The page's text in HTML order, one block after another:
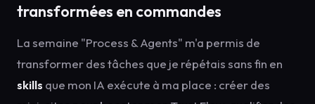
transformées en commandes
La semaine "Process & Agents" m'a permis de
transformer des tâches que je répétais sans fin en
skills que mon IA exécute à ma place : créer des